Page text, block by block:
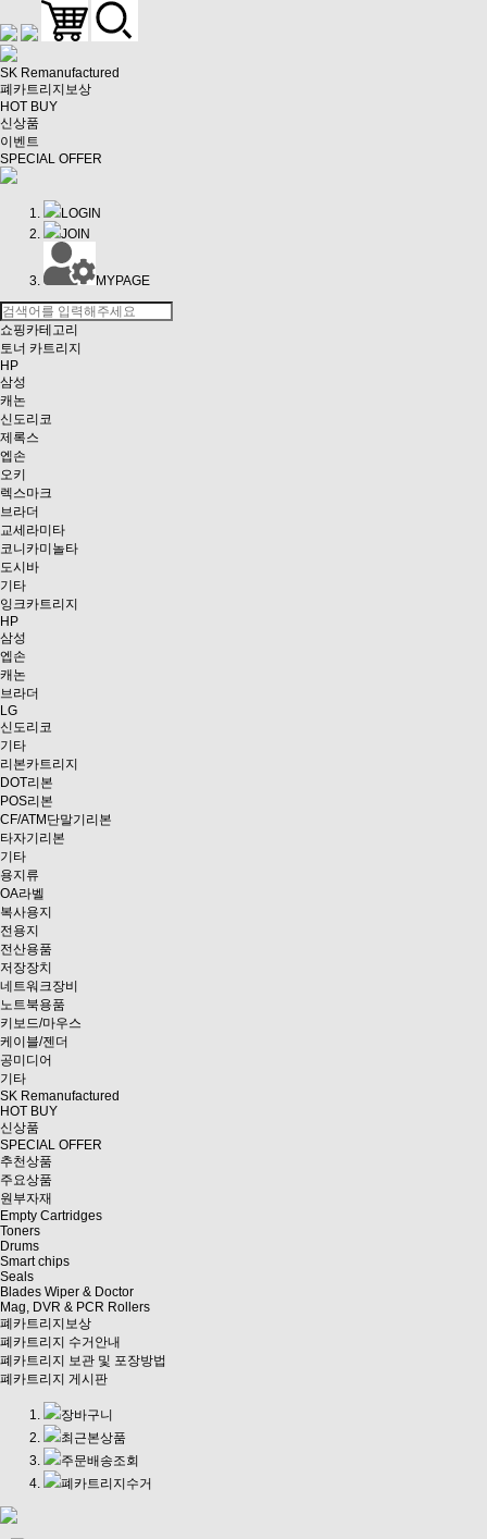
SK Remanufactured
폐카트리지보상
HOT BUY
신상품
이벤트
SPECIAL OFFER
LOGIN
JOIN
MYPAGE
쇼핑카테고리
토너 카트리지
HP
삼성
캐논
신도리코
제록스
엡손
오키
렉스마크
브라더
교세라미타
코니카미놀타
도시바
기타
잉크카트리지
HP
삼성
엡손
캐논
브라더
LG
신도리코
기타
리본카트리지
DOT리본
POS리본
CF/ATM단말기리본
타자기리본
기타
용지류
OA라벨
복사용지
전용지
전산용품
저장장치
네트워크장비
노트북용품
키보드/마우스
케이블/젠더
공미디어
기타
SK Remanufactured
HOT BUY
신상품
SPECIAL OFFER
추천상품
주요상품
원부자재
Empty Cartridges
Toners
Drums
Smart chips
Seals
Blades Wiper & Doctor
Mag, DVR & PCR Rollers
폐카트리지보상
폐카트리지 수거안내
폐카트리지 보관 및 포장방법
폐카트리지 게시판
장바구니
최근본상품
주문배송조회
폐카트리지수거